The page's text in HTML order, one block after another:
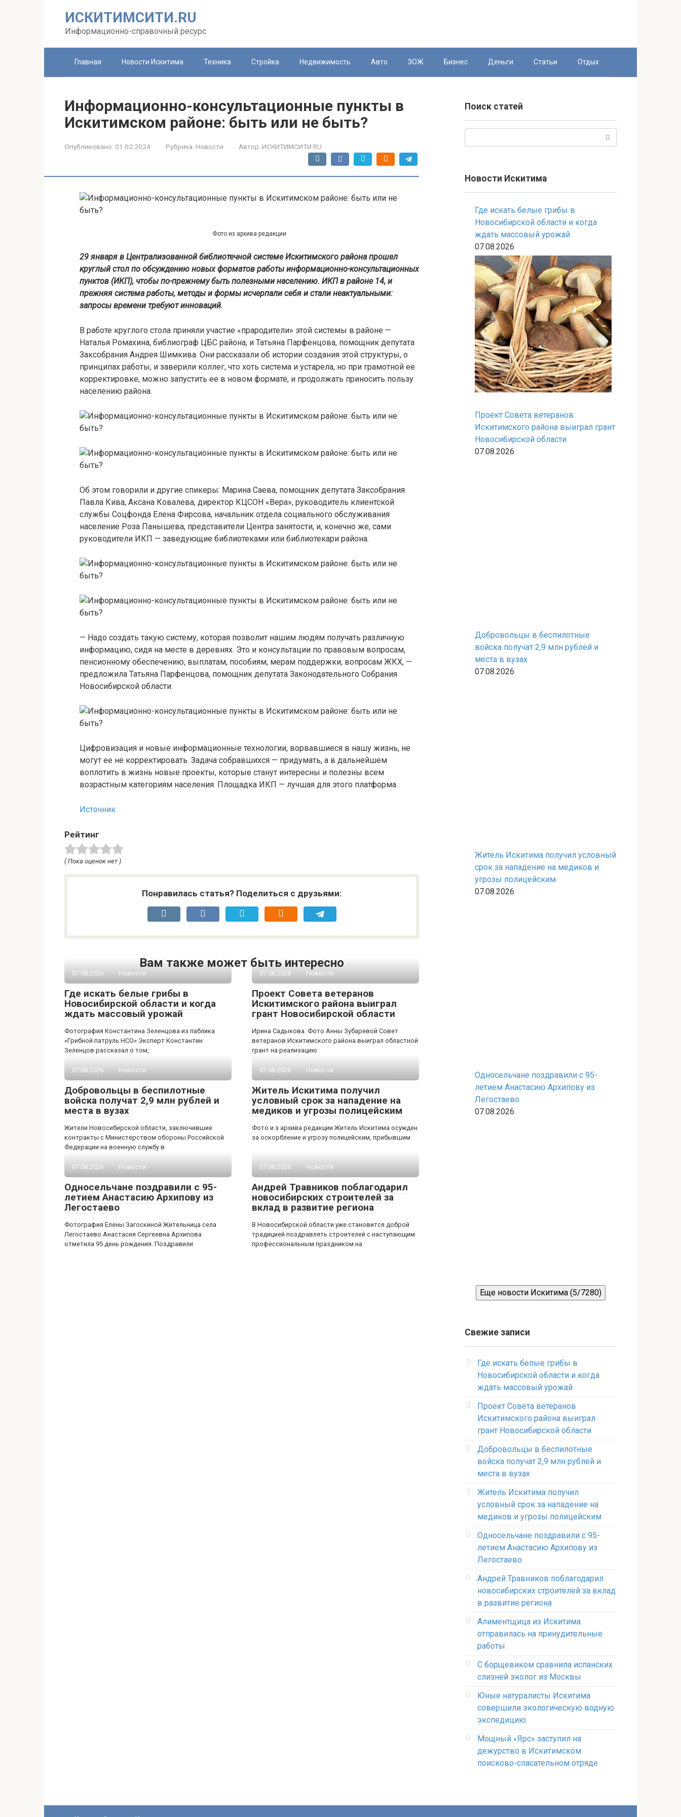
ИСКИТИМСИТИ.RU
Информационно-справочный ресурс
Главная Новости Искитима Техника Стройка Недвижимость Авто ЗОЖ Бизнес Деньги Статьи Отдых
Информационно-консультационные пункты в
Искитимском районе: быть или не быть?
Опубликовано: 01.02.2024 Рубрика: Новости Автор: ИСКИТИМСИТИ.RU
Фото из архива редакции
29 января в Централизованной библиотечной системе Искитимского района прошел
круглый стол по обсуждению новых форматов работы информационно-консультационных
пунктов (ИКП), чтобы по-прежнему быть полезными населению. ИКП в районе 14, и
прежняя система работы, методы и формы исчерпали себя и стали неактуальными:
запросы времени требуют инноваций.
В работе круглого стола приняли участие «прародители» этой системы в районе —
Наталья Ромахина, библиограф ЦБС района, и Татьяна Парфенцова, помощник депутата
Заксобрания Андрея Шимкива. Они рассказали об истории создания этой структуры, о
принципах работы, и заверили коллег, что хоть система и устарела, но при грамотной ее
корректировке, можно запустить ее в новом формате, и продолжать приносить пользу
населению района.
Об этом говорили и другие спикеры: Марина Саева, помощник депутата Заксобрания
Павла Кива, Аксана Ковалева, директор КЦСОН «Вера», руководитель клиентской
службы Соцфонда Елена Фирсова, начальник отдела социального обслуживания
население Роза Панышева, представители Центра занятости, и, конечно же, сами
руководители ИКП — заведующие библиотеками или библиотекари района.
— Надо создать такую систему, которая позволит нашим людям получать различную
информацию, сидя на месте в деревнях. Это и консультации по правовым вопросам,
пенсионному обеспечению, выплатам, пособиям, мерам поддержки, вопросам ЖКХ, —
предложила Татьяна Парфенцова, помощник депутата Законодательного Собрания
Новосибирской области.
Цифровизация и новые информационные технологии, ворвавшиеся в нашу жизнь, не
могут ее не корректировать. Задача собравшихся — придумать, а в дальнейшем
воплотить в жизнь новые проекты, которые станут интересны и полезны всем
возрастным категориям населения. Площадка ИКП — лучшая для этого платформа.
Источник
Рейтинг
( Пока оценок нет )
Понравилась статья? Поделиться с друзьями:
Вам также может быть интересно
07.08.2026 Новости
Где искать белые грибы в
Новосибирской области и когда
ждать массовый урожай
Фотография Константина Зеленцова из паблика
«Грибной патруль НСО» Эксперт Константин
Зеленцов рассказал о том,
07.08.2026 Новости
Проект Совета ветеранов
Искитимского района выиграл
грант Новосибирской области
Ирина Садыкова. Фото Анны Зубаревой Совет
ветеранов Искитимского района выиграл областной
грант на реализацию
07.08.2026 Новости
Добровольцы в беспилотные
войска получат 2,9 млн рублей и
места в вузах
Жители Новосибирской области, заключившие
контракты с Министерством обороны Российской
Федерации на военную службу в
07.08.2026 Новости
Житель Искитима получил
условный срок за нападение на
медиков и угрозы полицейским
Фото и з архива редакции Житель Искитима осужден
за оскорбление и угрозу полицейским, прибывшим
07.08.2026 Новости
Односельчане поздравили с 95-
летием Анастасию Архипову из
Легостаево
Фотография Елены Загоскиной Жительница села
Легостаево Анастасия Сергеевна Архипова
отметила 95 день рождения. Поздравили
07.08.2026 Новости
Андрей Травников поблагодарил
новосибирских строителей за
вклад в развитие региона
В Новосибирской области уже становится доброй
традицией поздравлять строителей с наступающим
профессиональным праздником на
Поиск статей
Новости Искитима
Где искать белые грибы в
Новосибирской области и когда
ждать массовый урожай
07.08.2026
Проект Совета ветеранов
Искитимского района выиграл грант
Новосибирской области
07.08.2026
Добровольцы в беспилотные
войска получат 2,9 млн рублей и
места в вузах
07.08.2026
Житель Искитима получил условный
срок за нападение на медиков и
угрозы полицейским
07.08.2026
Односельчане поздравили с 95-
летием Анастасию Архипову из
Легостаево
07.08.2026
Еще новости Искитима (5/7280)
Свежие записи
Где искать белые грибы в
Новосибирской области и когда
ждать массовый урожай
Проект Совета ветеранов
Искитимского района выиграл
грант Новосибирской области
Добровольцы в беспилотные
войска получат 2,9 млн рублей и
места в вузах
Житель Искитима получил
условный срок за нападение на
медиков и угрозы полицейским
Односельчане поздравили с 95-
летием Анастасию Архипову из
Легостаево
Андрей Травников поблагодарил
новосибирских строителей за вклад
в развитие региона
Алиментщица из Искитима
отправилась на принудительные
работы
С борщевиком сравнила испанских
слизней эколог из Москвы
Юные натуралисты Искитима
совершили экологическую водную
экспедицию
Мощный «Ярс» заступил на
дежурство в Искитимском
поисково-спасательном отряде